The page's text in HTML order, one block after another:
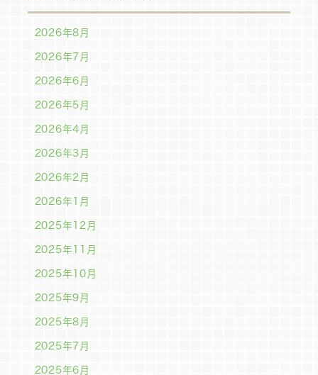
2026年8月
2026年7月
2026年6月
2026年5月
2026年4月
2026年3月
2026年2月
2026年1月
2025年12月
2025年11月
2025年10月
2025年9月
2025年8月
2025年7月
2025年6月